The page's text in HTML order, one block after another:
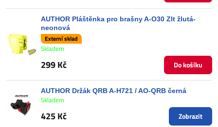
AUTHOR Pláštěnka pro brašny A-O30 Zlt žlutá-
neonová
Externí sklad
Skladem
299 Kč Do košíku
AUTHOR Držák QRB A-H721 / AO-QRB černá
Skladem
425 Kč Zobrazit